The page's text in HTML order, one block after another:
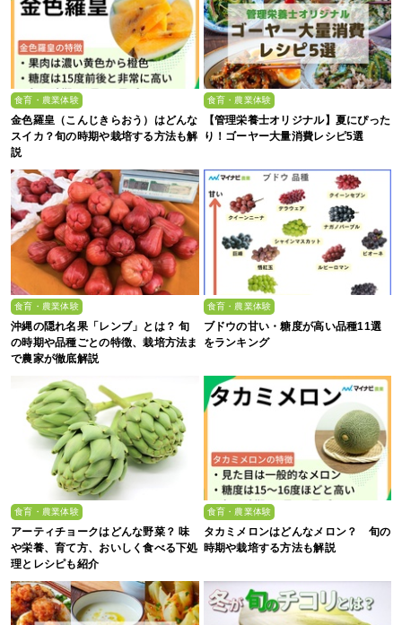
食育・農業体験
金色羅皇（こんじきらおう）はどんな
スイカ？旬の時期や栽培する方法も解
説
食育・農業体験
【管理栄養士オリジナル】夏にぴった
り！ゴーヤー大量消費レシピ5選
食育・農業体験
沖縄の隠れ名果「レンブ」とは？ 旬
の時期や品種ごとの特徴、栽培方法ま
で農家が徹底解説
食育・農業体験
ブドウの甘い・糖度が高い品種11選
をランキング
食育・農業体験
アーティチョークはどんな野菜？ 味
や栄養、育て方、おいしく食べる下処
理とレシピも紹介
食育・農業体験
タカミメロンはどんなメロン？ 旬の
時期や栽培する方法も解説